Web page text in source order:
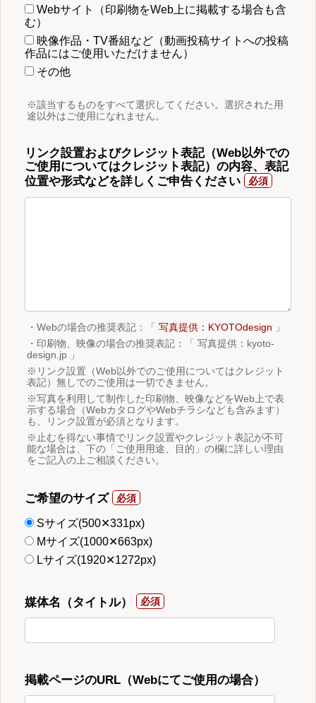
Webサイト（印刷物をWeb上に掲載する場合も含
む）
映像作品・TV番組など（動画投稿サイトへの投稿
作品にはご使用いただけません）
その他
※該当するものをすべて選択してください。選択された用
途以外はご使用になれません。
リンク設置およびクレジット表記（Web以外での
ご使用についてはクレジット表記）の内容、表記
位置や形式などを詳しくご申告ください
・Webの場合の推奨表記：「 写真提供：KYOTOdesign 」
・印刷物、映像の場合の推奨表記：「 写真提供：kyoto-
design.jp 」
※リンク設置（Web以外でのご使用についてはクレジット
表記）無しでのご使用は一切できません。
※写真を利用して制作した印刷物、映像などをWeb上で表
示する場合（WebカタログやWebチラシなども含みます）
も、リンク設置が必須となります。
※止むを得ない事情でリンク設置やクレジット表記が不可
能な場合は、下の「ご使用用途、目的」の欄に詳しい理由
をご記入の上ご相談ください。
ご希望のサイズ
Sサイズ(500✕331px)
Mサイズ(1000✕663px)
Lサイズ(1920✕1272px)
媒体名（タイトル）
掲載ページのURL（Webにてご使用の場合）